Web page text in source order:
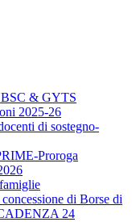
& GYTS
2025-26
di sostegno-
Proroga
di Borse di
24